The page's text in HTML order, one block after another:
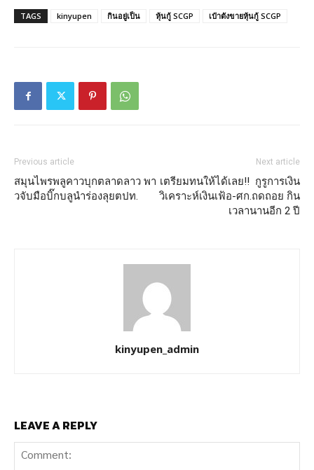
TAGS kinyupen กินอยู่เป็น หุ้นกู้ SCGP เป๋าตังขายหุ้นกู้ SCGP
Previous article
สมุนไพรพลูคาวบุกตลาดลาว พา
วจับมือบิ๊กบลูนำร่องลุยตปท.
Next article
เตรียมทนให้ได้เลย!! กูรูการเงิน
วิเคราะห์เงินเฟ้อ-ศก.ถดถอย กิน
เวลานานอีก 2 ปี
kinyupen_admin
LEAVE A REPLY